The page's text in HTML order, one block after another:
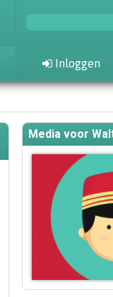
Inloggen
Media voor